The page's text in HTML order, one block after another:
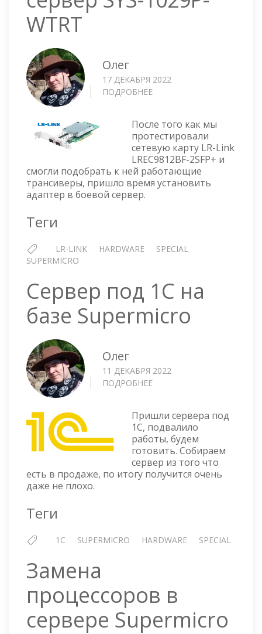
WTRT
Олег
17 ДЕКАБРЯ 2022
ПОДРОБНЕЕ
КАРТЫ
LR-
LINK
LREC9812BF-
2SFP+
В
После того как мы
протестировали
сетевую карту LR-Link
LREC9812BF-2SFP+ и
смогли подобрать к ней работающие
трансиверы, пришло время установить
адаптер в боевой сервер.
Теги
LR-LINK HARDWARE
SPECIAL
SUPERMICRO
Сервер под 1С на
базе Supermicro
Олег
11 ДЕКАБРЯ 2022
ПОДРОБНЕЕ
1С
НА
БАЗЕ
SUPERMICRO
Пришли сервера под
1С, подвалило
работы, будем
готовить. Собираем
сервер из того что
есть в продаже, по итогу получится очень
даже не плохо.
Теги
1C SUPERMICRO HARDWARE SPECIAL
Замена
процессоров в
сервере Supermicro